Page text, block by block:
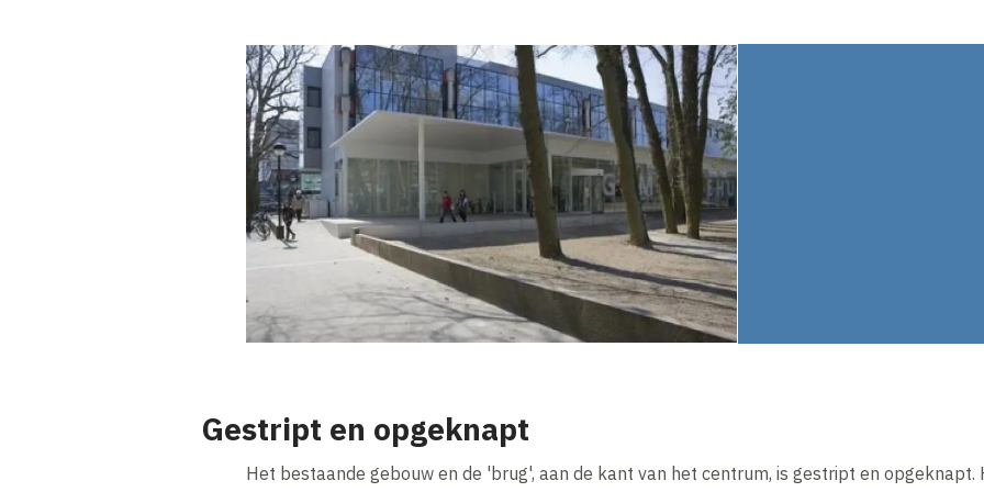
Gestript en opgeknapt
Het bestaande gebouw en de 'brug', aan de kant van het centrum, is gestript en